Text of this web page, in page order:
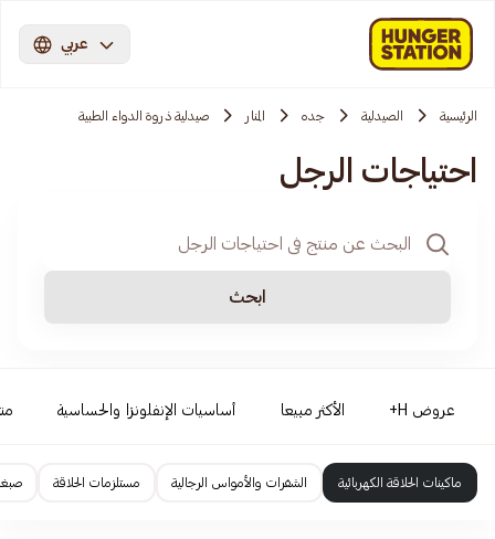
عربي
الرئيسية الصيدلية جده المنار صيدلية ذروة الدواء الطبية
احتياجات الرجل
ابحث
عروض H+ الأكثر مبيعا أساسيات الإنفلونزا والحساسية
ماكينات الحلاقة الكهربائية الشفرات والأمواس الرجالية مستلزمات الحلاقة